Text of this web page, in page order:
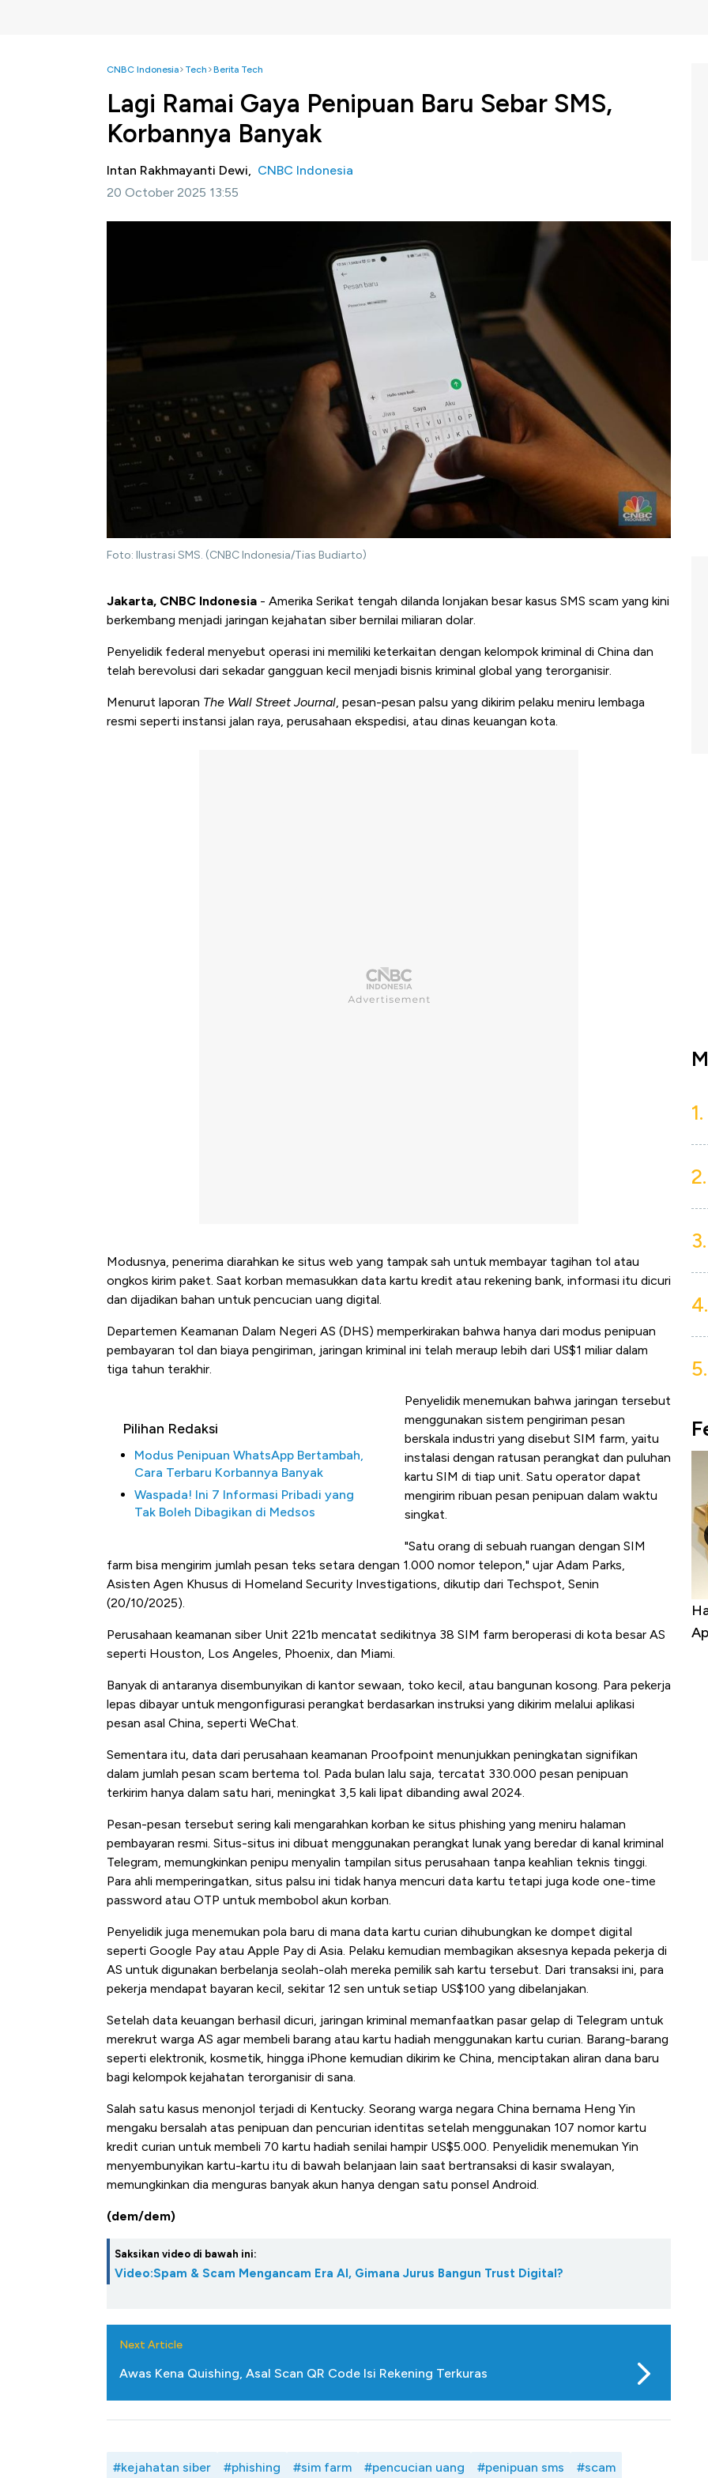
CNBC Indonesia Tech Berita Tech
Lagi Ramai Gaya Penipuan Baru Sebar SMS,
Korbannya Banyak
Intan Rakhmayanti Dewi, CNBC Indonesia
20 October 2025 13:55
Foto: Ilustrasi SMS. (CNBC Indonesia/Tias Budiarto)
Jakarta, CNBC Indonesia - Amerika Serikat tengah dilanda lonjakan besar kasus SMS scam yang kini
berkembang menjadi jaringan kejahatan siber bernilai miliaran dolar.
Penyelidik federal menyebut operasi ini memiliki keterkaitan dengan kelompok kriminal di China dan
telah berevolusi dari sekadar gangguan kecil menjadi bisnis kriminal global yang terorganisir.
Menurut laporan The Wall Street Journal, pesan-pesan palsu yang dikirim pelaku meniru lembaga
resmi seperti instansi jalan raya, perusahaan ekspedisi, atau dinas keuangan kota.
Modusnya, penerima diarahkan ke situs web yang tampak sah untuk membayar tagihan tol atau
ongkos kirim paket. Saat korban memasukkan data kartu kredit atau rekening bank, informasi itu dicuri
dan dijadikan bahan untuk pencucian uang digital.
Departemen Keamanan Dalam Negeri AS (DHS) memperkirakan bahwa hanya dari modus penipuan
pembayaran tol dan biaya pengiriman, jaringan kriminal ini telah meraup lebih dari US$1 miliar dalam
tiga tahun terakhir.
Pilihan Redaksi
Modus Penipuan WhatsApp Bertambah,
Cara Terbaru Korbannya Banyak
Waspada! Ini 7 Informasi Pribadi yang
Tak Boleh Dibagikan di Medsos
Penyelidik menemukan bahwa jaringan tersebut
menggunakan sistem pengiriman pesan
berskala industri yang disebut SIM farm, yaitu
instalasi dengan ratusan perangkat dan puluhan
kartu SIM di tiap unit. Satu operator dapat
mengirim ribuan pesan penipuan dalam waktu
singkat.
"Satu orang di sebuah ruangan dengan SIM
farm bisa mengirim jumlah pesan teks setara dengan 1.000 nomor telepon," ujar Adam Parks,
Asisten Agen Khusus di Homeland Security Investigations, dikutip dari Techspot, Senin
(20/10/2025).
Perusahaan keamanan siber Unit 221b mencatat sedikitnya 38 SIM farm beroperasi di kota besar AS
seperti Houston, Los Angeles, Phoenix, dan Miami.
Banyak di antaranya disembunyikan di kantor sewaan, toko kecil, atau bangunan kosong. Para pekerja
lepas dibayar untuk mengonfigurasi perangkat berdasarkan instruksi yang dikirim melalui aplikasi
pesan asal China, seperti WeChat.
Sementara itu, data dari perusahaan keamanan Proofpoint menunjukkan peningkatan signifikan
dalam jumlah pesan scam bertema tol. Pada bulan lalu saja, tercatat 330.000 pesan penipuan
terkirim hanya dalam satu hari, meningkat 3,5 kali lipat dibanding awal 2024.
Pesan-pesan tersebut sering kali mengarahkan korban ke situs phishing yang meniru halaman
pembayaran resmi. Situs-situs ini dibuat menggunakan perangkat lunak yang beredar di kanal kriminal
Telegram, memungkinkan penipu menyalin tampilan situs perusahaan tanpa keahlian teknis tinggi.
Para ahli memperingatkan, situs palsu ini tidak hanya mencuri data kartu tetapi juga kode one-time
password atau OTP untuk membobol akun korban.
Penyelidik juga menemukan pola baru di mana data kartu curian dihubungkan ke dompet digital
seperti Google Pay atau Apple Pay di Asia. Pelaku kemudian membagikan aksesnya kepada pekerja di
AS untuk digunakan berbelanja seolah-olah mereka pemilik sah kartu tersebut. Dari transaksi ini, para
pekerja mendapat bayaran kecil, sekitar 12 sen untuk setiap US$100 yang dibelanjakan.
Setelah data keuangan berhasil dicuri, jaringan kriminal memanfaatkan pasar gelap di Telegram untuk
merekrut warga AS agar membeli barang atau kartu hadiah menggunakan kartu curian. Barang-barang
seperti elektronik, kosmetik, hingga iPhone kemudian dikirim ke China, menciptakan aliran dana baru
bagi kelompok kejahatan terorganisir di sana.
Salah satu kasus menonjol terjadi di Kentucky. Seorang warga negara China bernama Heng Yin
mengaku bersalah atas penipuan dan pencurian identitas setelah menggunakan 107 nomor kartu
kredit curian untuk membeli 70 kartu hadiah senilai hampir US$5.000. Penyelidik menemukan Yin
menyembunyikan kartu-kartu itu di bawah belanjaan lain saat bertransaksi di kasir swalayan,
memungkinkan dia menguras banyak akun hanya dengan satu ponsel Android.
(dem/dem)
Saksikan video di bawah ini:
Video:Spam & Scam Mengancam Era AI, Gimana Jurus Bangun Trust Digital?
Next Article
Awas Kena Quishing, Asal Scan QR Code Isi Rekening Terkuras
#kejahatan siber #phishing #sim farm #pencucian uang #penipuan sms #scam
1.
2.
3.
4.
5.
Harga Batu Bara Bangkit, Ada Kabar
Baik Buat Pengusaha RI
Apa yang Sebenarnya Terjadi?